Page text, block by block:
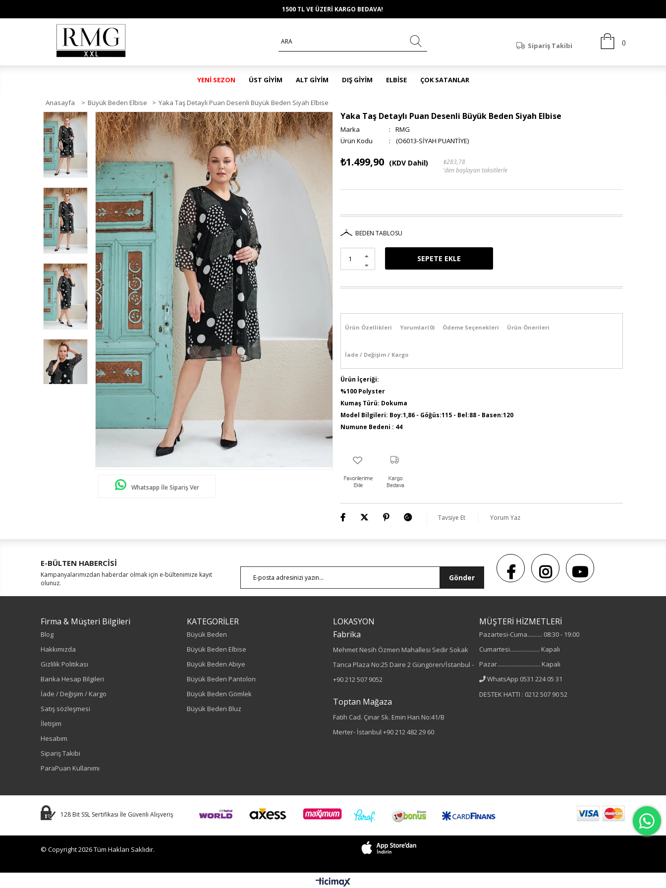
1500 TL VE ÜZERİ KARGO BEDAVA!
Sipariş Takibi
YENİ SEZON ÜST GİYİM ALT GİYİM DIŞ GİYİM ELBİSE ÇOK SATANLAR
Anasayfa > Büyük Beden Elbise > Yaka Taş Detaylı Puan Desenli Büyük Beden Siyah Elbise
Whatsapp İle Sipariş Ver
Yaka Taş Detaylı Puan Desenli Büyük Beden Siyah Elbise
Marka :
RMG
(O6013-SİYAH PUANTİYE)
₺1.499,90 (KDV Dahil)
₺283,78
'den başlayan taksitlerle
BEDEN TABLOSU
Ürün Özellikleri Yorumlar(0) Ödeme Seçenekleri Ürün Önerileri
İade / Değişim / Kargo
Ürün İçeriği:
%100 Polyster
Kumaş Türü: Dokuma
Model Bilgileri: Boy:1,86 - Göğüs:115 - Bel:88 - Basen:120
Numune Bedeni : 44
Siyah
Tavsiye Et Yorum Yaz
E-BÜLTEN HABERCİSİ
Kampanyalarımızdan haberdar olmak için e-bültenimize kayıt
olunuz.
Gönder
Firma & Müşteri Bilgileri
Blog
Hakkımızda
Gizlilik Politikası
Banka Hesap Bilgileri
İade / Değişim / Kargo
Satış sözleşmesi
İletişim
Hesabım
Sipariş Takibi
ParaPuan Kullanımı
KATEGORİLER
Büyük Beden
Büyük Beden Elbise
Büyük Beden Abiye
Büyük Beden Pantolon
Büyük Beden Gömlek
Büyük Beden Bluz
LOKASYON
Fabrika
Mehmet Nesih Özmen Mahallesi Sedir Sokak
Tanca Plaza No:25 Daire 2 Güngören/İstanbul -
+90 212 507 9052
Toptan Mağaza
Fatih Cad. Çınar Sk. Emin Han No:41/B
Merter- İstanbul +90 212 482 29 60
MÜŞTERİ HİZMETLERİ
Pazartesi-Cuma.......... 08:30 - 19:00
Cumartesi.................... Kapalı
Pazar............................. Kapalı
WhatsApp 0531 224 05 31
DESTEK HATTI : 0212 507 90 52
128 Bit SSL Sertifikası İle Güvenli Alışveriş
© Copyright 2026 Tüm Hakları Saklıdır.